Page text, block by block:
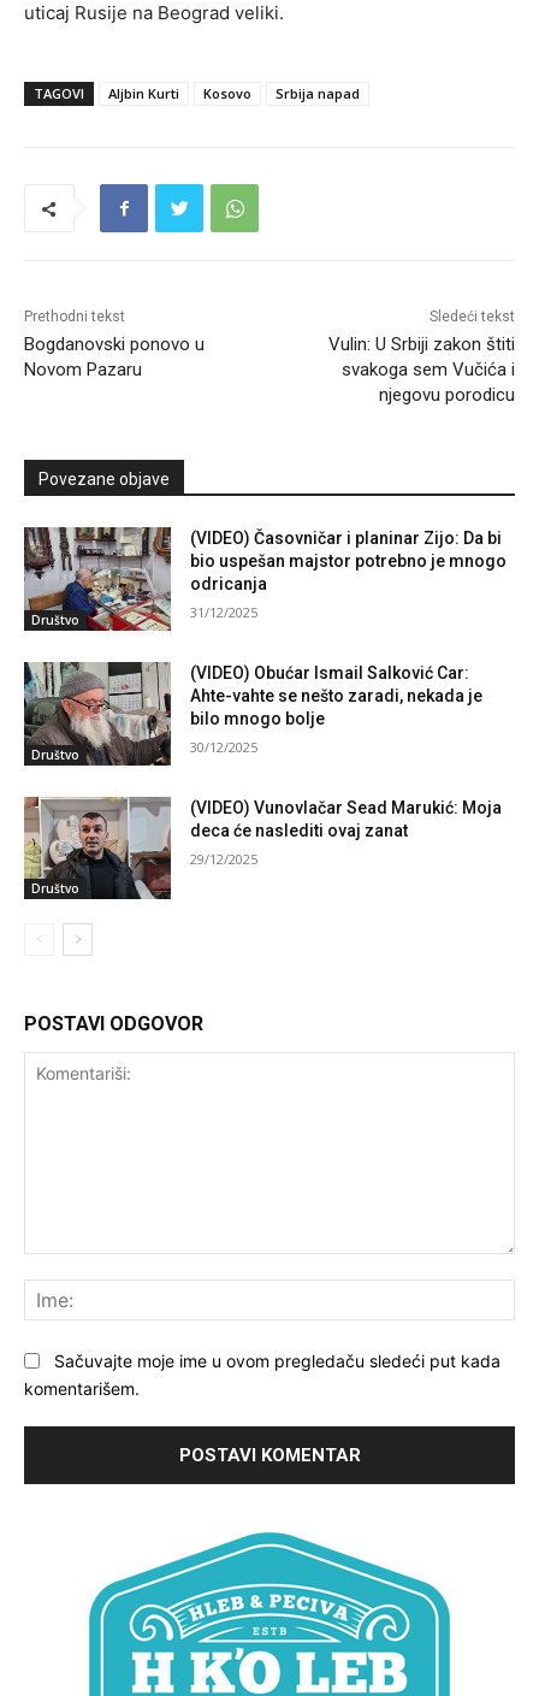
uticaj Rusije na Beograd veliki.
TAGOVI Aljbin Kurti Kosovo Srbija napad
Prethodni tekst
Bogdanovski ponovo u
Novom Pazaru
Sledeći tekst
Vulin: U Srbiji zakon štiti
svakoga sem Vučića i
njegovu porodicu
Povezane objave
Društvo
(VIDEO) Časovničar i planinar Zijo: Da bi
bio uspešan majstor potrebno je mnogo
odricanja
31/12/2025
Društvo
(VIDEO) Obućar Ismail Salković Car:
Ahte-vahte se nešto zaradi, nekada je
bilo mnogo bolje
30/12/2025
Društvo
(VIDEO) Vunovlačar Sead Marukić: Moja
deca će naslediti ovaj zanat
29/12/2025
POSTAVI ODGOVOR
Sačuvajte moje ime u ovom pregledaču sledeći put kada
komentarišem.